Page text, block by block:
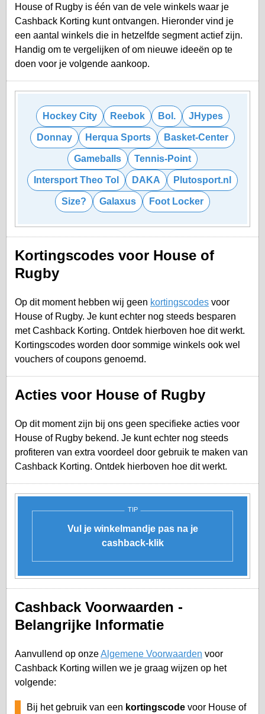
House of Rugby is één van de vele winkels waar je
Cashback Korting kunt ontvangen. Hieronder vind je
een aantal winkels die in hetzelfde segment actief zijn.
Handig om te vergelijken of om nieuwe ideeën op te
doen voor je volgende aankoop.
Hockey City Reebok Bol. JHypes
Donnay Herqua Sports Basket-Center
Gameballs Tennis-Point
Intersport Theo Tol DAKA Plutosport.nl
Size? Galaxus Foot Locker
Kortingscodes voor House of
Rugby
Op dit moment hebben wij geen kortingscodes voor
House of Rugby. Je kunt echter nog steeds besparen
met Cashback Korting. Ontdek hierboven hoe dit werkt.
Kortingscodes worden door sommige winkels ook wel
vouchers of coupons genoemd.
Acties voor House of Rugby
Op dit moment zijn bij ons geen specifieke acties voor
House of Rugby bekend. Je kunt echter nog steeds
profiteren van extra voordeel door gebruik te maken van
Cashback Korting. Ontdek hierboven hoe dit werkt.
TIP
Vul je winkelmandje pas na je
cashback-klik
Cashback Voorwaarden -
Belangrijke Informatie
Aanvullend op onzeAlgemene Voorwaarden voor
Cashback Korting willen we je graag wijzen op het
volgende:
Bij het gebruik van een kortingscode voor House of